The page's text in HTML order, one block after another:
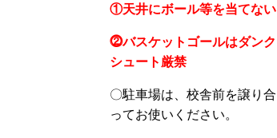
①天井にボール等を当てない
⓶バスケットゴールはダンク
シュート厳禁
〇駐車場は、校舎前を譲り合
ってお使いください。